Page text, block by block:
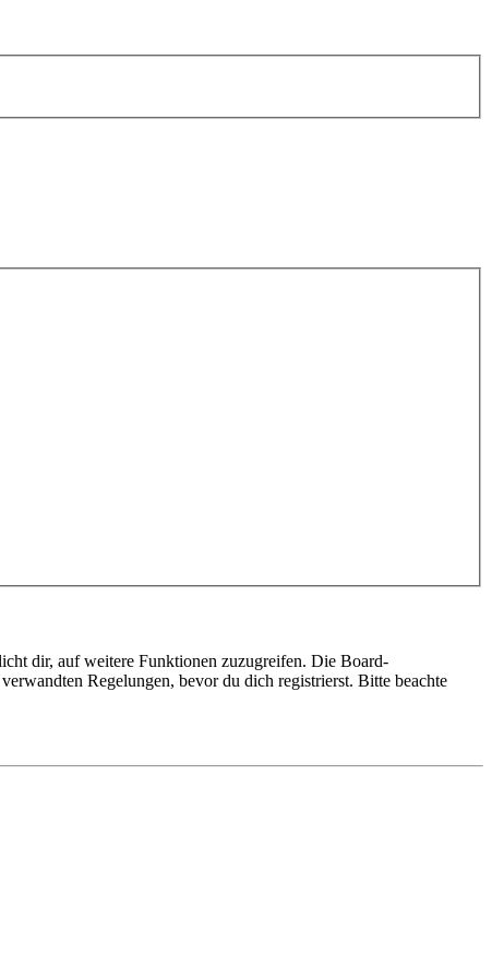
dir, auf weitere Funktionen zuzugreifen. Die Board-
Regelungen, bevor du dich registrierst. Bitte beachte